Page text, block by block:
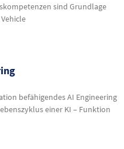
sind Grundlage
befähigendes AI Engineering
einer KI – Funktion